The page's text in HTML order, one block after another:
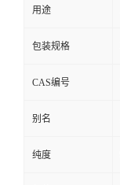
用途
包装规格
CAS编号
别名
纯度